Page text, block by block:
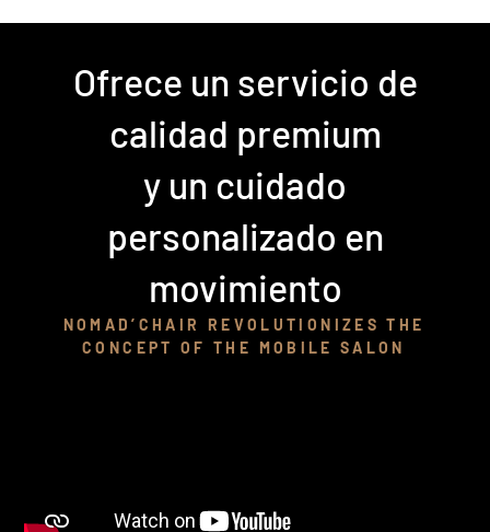
Ofrece un servicio de
calidad premium
y un cuidado
personalizado en
movimiento
NOMAD’CHAIR REVOLUTIONIZES THE
CONCEPT OF THE MOBILE SALON